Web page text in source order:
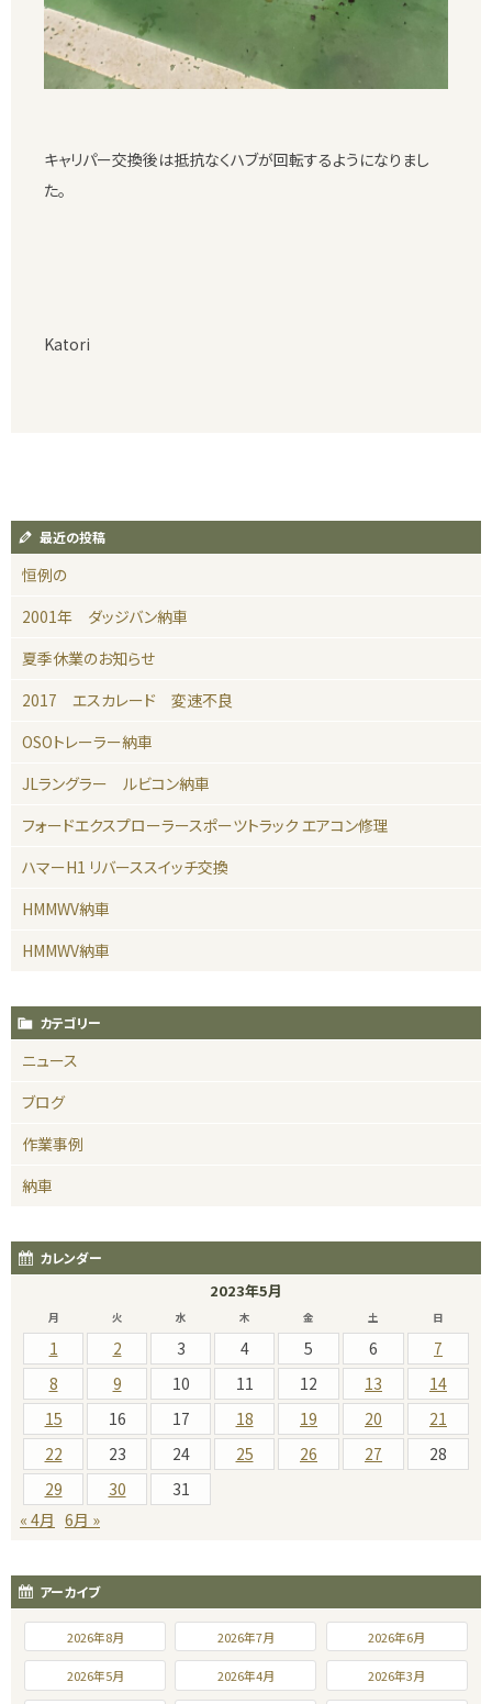
キャリパー交換後は抵抗なくハブが回転するようになりまし
た。
Katori
最近の投稿
恒例の
2001年 ダッジバン納車
夏季休業のお知らせ
2017 エスカレード 変速不良
OSOトレーラー納車
JLラングラー ルビコン納車
フォードエクスプローラースポーツトラック エアコン修理
ハマーH1 リバーススイッチ交換
HMMWV納車
HMMWV納車
カテゴリー
ニュース
ブログ
作業事例
納車
カレンダー
2023年5月
月 火 水 木 金 土 日
1 2 3 4 5 6
7
8
9 10 11 12 13
14
15
16 17 18 19 20
21
22
23 24 25 26 27
28
29
30
31
« 4月 6月 »
アーカイブ
2026年8月 2026年7月 2026年6月
2026年5月 2026年4月 2026年3月